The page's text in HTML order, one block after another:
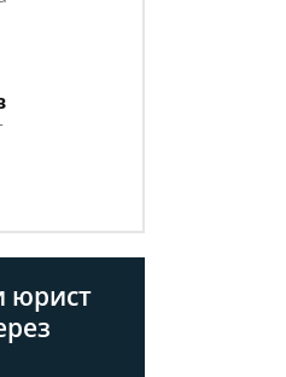
юрист